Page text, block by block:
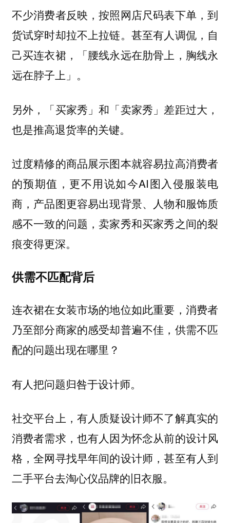
不少消费者反映，按照网店尺码表下单，到
货试穿时却拉不上拉链。甚至有人调侃，自
己买连衣裙，「腰线永远在肋骨上，胸线永
远在脖子上」。
另外，「买家秀」和「卖家秀」差距过大，
也是推高退货率的关键。
过度精修的商品展示图本就容易拉高消费者
的预期值，更不用说如今AI图入侵服装电
商，产品图更容易出现背景、人物和服饰质
感不一致的问题，卖家秀和买家秀之间的裂
痕变得更深。
供需不匹配背后
连衣裙在女装市场的地位如此重要，消费者
乃至部分商家的感受却普遍不佳，供需不匹
配的问题出现在哪里？
有人把问题归咎于设计师。
社交平台上，有人质疑设计师不了解真实的
消费者需求，也有人因为怀念从前的设计风
格，全网寻找早年间的设计师，甚至有人到
二手平台去淘心仪品牌的旧衣服。